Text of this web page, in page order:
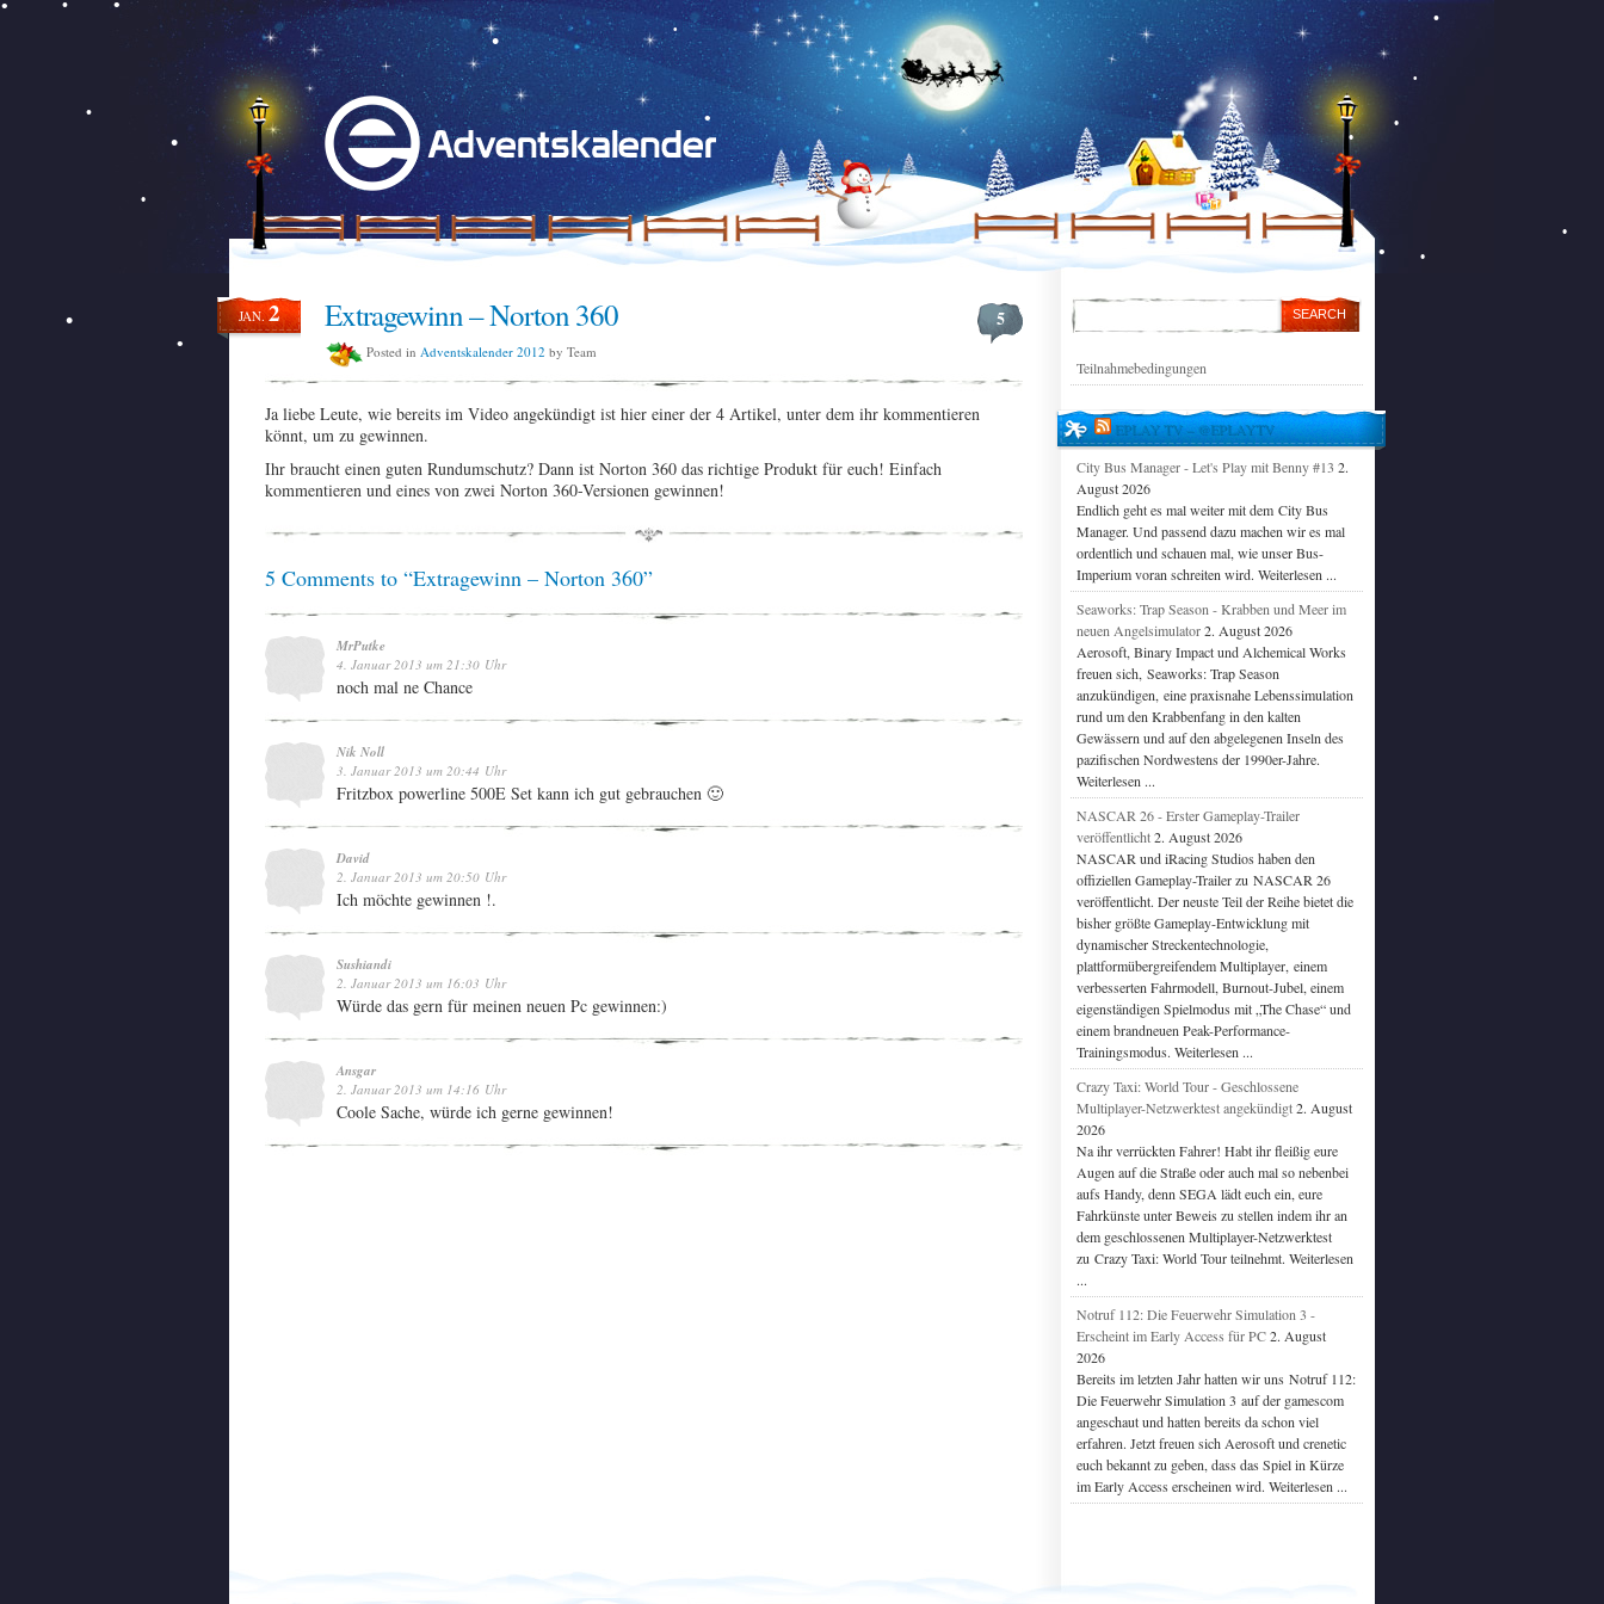
JAN.2 5
Extragewinn – Norton 360
Posted in Adventskalender 2012 by Team
Ja liebe Leute, wie bereits im Video angekündigt ist hier einer der 4 Artikel, unter dem ihr kommentieren
könnt, um zu gewinnen.
Ihr braucht einen guten Rundumschutz? Dann ist Norton 360 das richtige Produkt für euch! Einfach
kommentieren und eines von zwei Norton 360-Versionen gewinnen!
5 Comments to “Extragewinn – Norton 360”
MrPutke
4. Januar 2013 um 21:30 Uhr
noch mal ne Chance
Nik Noll
3. Januar 2013 um 20:44 Uhr
Fritzbox powerline 500E Set kann ich gut gebrauchen 🙂
David
2. Januar 2013 um 20:50 Uhr
Ich möchte gewinnen !.
Sushiandi
2. Januar 2013 um 16:03 Uhr
Würde das gern für meinen neuen Pc gewinnen:)
Ansgar
2. Januar 2013 um 14:16 Uhr
Coole Sache, würde ich gerne gewinnen!
Teilnahmebedingungen
EPLAY TV – @EPLAYTV
City Bus Manager - Let's Play mit Benny #13 2.
August 2026
Endlich geht es mal weiter mit dem City Bus
Manager. Und passend dazu machen wir es mal
ordentlich und schauen mal, wie unser Bus-
Imperium voran schreiten wird. Weiterlesen ...
Seaworks: Trap Season - Krabben und Meer im
neuen Angelsimulator2. August 2026
Aerosoft, Binary Impact und Alchemical Works
freuen sich, Seaworks: Trap Season
anzukündigen, eine praxisnahe Lebenssimulation
rund um den Krabbenfang in den kalten
Gewässern und auf den abgelegenen Inseln des
pazifischen Nordwestens der 1990er-Jahre.
Weiterlesen ...
NASCAR 26 - Erster Gameplay-Trailer
veröffentlicht2. August 2026
NASCAR und iRacing Studios haben den
offiziellen Gameplay-Trailer zu NASCAR 26
veröffentlicht. Der neuste Teil der Reihe bietet die
bisher größte Gameplay-Entwicklung mit
dynamischer Streckentechnologie,
plattformübergreifendem Multiplayer, einem
verbesserten Fahrmodell, Burnout-Jubel, einem
eigenständigen Spielmodus mit „The Chase“ und
einem brandneuen Peak-Performance-
Trainingsmodus. Weiterlesen ...
Crazy Taxi: World Tour - Geschlossene
Multiplayer-Netzwerktest angekündigt2. August
2026
Na ihr verrückten Fahrer! Habt ihr fleißig eure
Augen auf die Straße oder auch mal so nebenbei
aufs Handy, denn SEGA lädt euch ein, eure
Fahrkünste unter Beweis zu stellen indem ihr an
dem geschlossenen Multiplayer-Netzwerktest
zu Crazy Taxi: World Tour teilnehmt. Weiterlesen
...
Notruf 112: Die Feuerwehr Simulation 3 -
Erscheint im Early Access für PC2. August
2026
Bereits im letzten Jahr hatten wir uns Notruf 112:
Die Feuerwehr Simulation 3 auf der gamescom
angeschaut und hatten bereits da schon viel
erfahren. Jetzt freuen sich Aerosoft und crenetic
euch bekannt zu geben, dass das Spiel in Kürze
im Early Access erscheinen wird. Weiterlesen ...